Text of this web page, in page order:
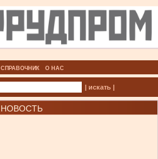
СПРАВОЧНИК О НАС
| искать |
НОВОСТЬ